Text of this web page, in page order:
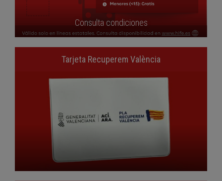
Consulta condiciones
Tarjeta Recuperem València